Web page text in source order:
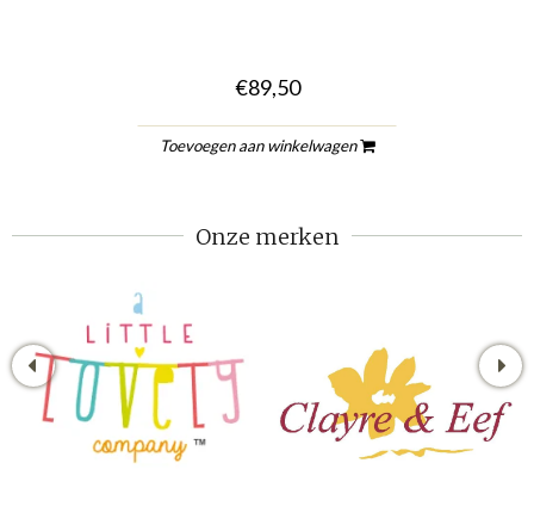
€89,50
Toevoegen aan winkelwagen
Onze merken